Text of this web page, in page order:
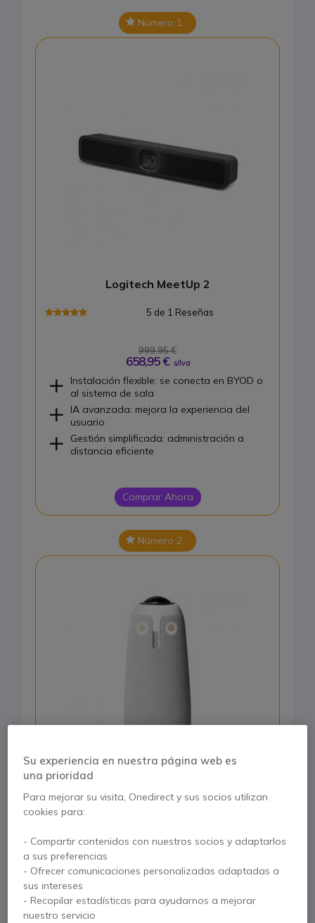
Número 1
Logitech MeetUp 2
5 de 1 Reseñas
999,95 €
658,95 € s/Iva
Instalación flexible: se conecta en BYOD o
al sistema de sala
IA avanzada: mejora la experiencia del
usuario
Gestión simplificada: administración a
distancia eficiente
Comprar Ahora
Número 2
Meeting Owl 3
1.339,75 €
1.090,95 €
Cámara panorámica 360°: cubre todas las
salas
Su experiencia en nuestra página web es
una prioridad
Para mejorar su visita, Onedirect y sus socios utilizan
cookies para:
- Compartir contenidos con nuestros socios y adaptarlos
a sus preferencias
- Ofrecer comunicaciones personalizadas adaptadas a
sus intereses
- Recopilar estadísticas para ayudarnos a mejorar
nuestro servicio